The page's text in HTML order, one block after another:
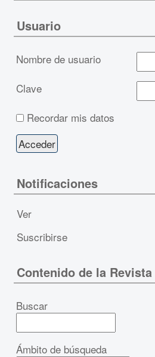
Usuario
Nombre de usuario
Clave
Recordar mis datos
Notificaciones
Ver
Suscribirse
Contenido de la Revista
Buscar
Ámbito de búsqueda